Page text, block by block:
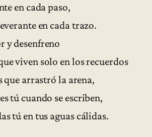
en cada paso,
en cada trazo.
y desenfreno
viven solo en los recuerdos
que arrastró la arena,
tú cuando se escriben,
tú en tus aguas cálidas.